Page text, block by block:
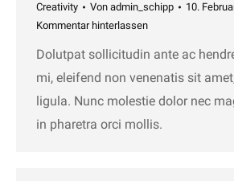
Creativity Von admin_schipp
10.
Kommentar hinterlassen
Dolutpat sollicitudin ante ac
mi, eleifend non venenatis sit
ligula. Nunc molestie dolor nec
in pharetra orci mollis.